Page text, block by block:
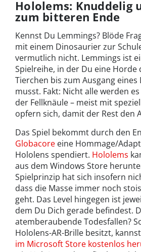
Hololems: Knuddelig
zum bitteren Ende
Kennst Du Lemmings? Blöde
mit einem Dinosaurier zur
vermutlich nicht. Lemmings ist
Spielreihe, in der Du eine Horde
Tierchen bis zum Ausgang eines
musst. Fakt: Nicht alle werden
der Fellknäule – meist mit
opfern sich, damit der Rest den
Das Spiel bekommt durch den
Globacore eine Hommage/
Hololens spendiert. Hololems
aus dem Windows Store
Spielprinzip hat sich insofern
dass die Masse immer noch
geht. Das Level hingegen ist
dem Du Dich gerade befindest.
atemberaubende Todesfallen?
Hololens-AR-Brille besitzt,
im Microsoft Store kostenlos